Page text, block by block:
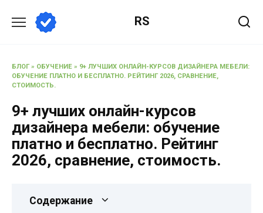
RS
БЛОГ» ОБУЧЕНИЕ » 9+ ЛУЧШИХ ОНЛАЙН-КУРСОВ ДИЗАЙНЕРА МЕБЕЛИ:
ОБУЧЕНИЕ ПЛАТНО И БЕСПЛАТНО. РЕЙТИНГ 2026, СРАВНЕНИЕ,
СТОИМОСТЬ.
9+ лучших онлайн-курсов
дизайнера мебели: обучение
платно и бесплатно. Рейтинг
2026, сравнение, стоимость.
Содержание